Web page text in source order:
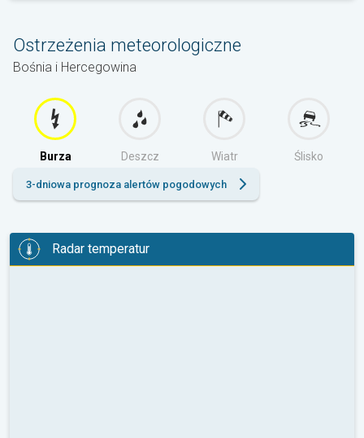
Ostrzeżenia meteorologiczne
Bośnia i Hercegowina
Burza Deszcz Wiatr Ślisko
3-dniowa prognoza alertów pogodowych
Radar temperatur